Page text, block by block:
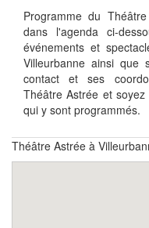
Programme du
dans l'agenda ci-
événements et
Villeurbanne ainsi que
contact et ses
Théâtre Astrée et
qui y sont programmés.
Théâtre Astrée à